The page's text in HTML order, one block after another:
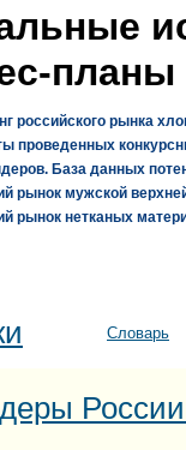
планы
российского рынка
проведенных
База данных
рынок мужской
рынок нетканых
Словарь